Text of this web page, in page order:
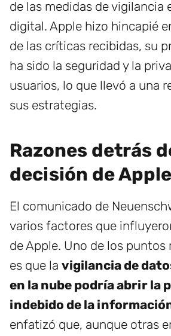
de las medidas de vigilancia
digital. Apple hizo hincapié
de las críticas recibidas, su
ha sido la seguridad y la
usuarios, lo que llevó a una
sus estrategias.
Razones detrás
decisión de Apple
El comunicado de
varios factores que
de Apple. Uno de los puntos
es que la vigilancia de
en la nube podría abrir la
indebido de la
enfatizó que, aunque otras